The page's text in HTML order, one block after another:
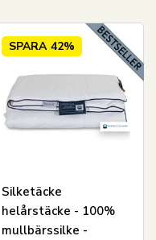
SPARA 42%
Silketäcke
helårstäcke - 100%
mullbärssilke -